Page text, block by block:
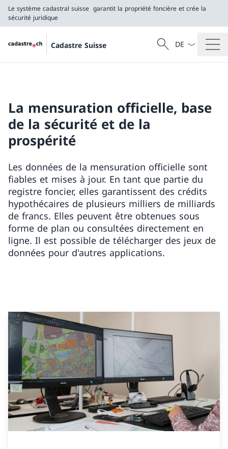
Le système cadastral suisse garantit la propriété foncière et crée la
sécurité juridique
Cadastre Suisse
garantit la propriété foncière et crée la sécurité
Recherche
Recherche
La langue
La mensuration officielle, base
de la sécurité et de la
prospérité
Les données de la mensuration officielle sont
fiables et mises à jour. En tant que partie du
registre foncier, elles garantissent des crédits
hypothécaires de plusieurs milliers de milliards
de francs. Elles peuvent être obtenues sous
forme de plan ou consultées directement en
ligne. Il est possible de télécharger des jeux de
données pour d'autres applications.